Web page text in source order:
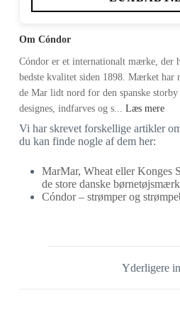
Om Cóndor
Cóndor er et internationalt mærke, der
bedste kvalitet siden 1898. Mærket
de Mar lidt nord for den spanske
designes, indfarves og s... Læs mere
Vi har skrevet forskellige artikler
du kan finde nogle af dem her:
MarMar, Wheat eller Konges
de store danske
Cóndor – strømper og
Yderligere